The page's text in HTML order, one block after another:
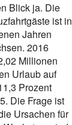
Blick ja. Die
ist in
Jahren
2016
Millionen
Urlaub auf
Prozent
Die Frage ist
Ursachen für